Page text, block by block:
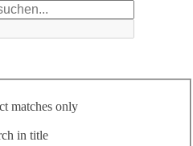
matches only
in title